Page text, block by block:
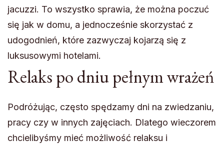
jacuzzi. To wszystko sprawia, że można poczuć
się jak w domu, a jednocześnie skorzystać z
udogodnień, które zazwyczaj kojarzą się z
luksusowymi hotelami.
Relaks po dniu pełnym wrażeń
Podróżując, często spędzamy dni na zwiedzaniu,
pracy czy w innych zajęciach. Dlatego wieczorem
chcielibyśmy mieć możliwość relaksu i